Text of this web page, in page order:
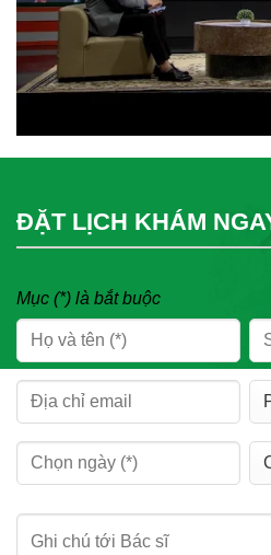
ĐẶT LỊCH KHÁM
Mục (*) là bắt buộc